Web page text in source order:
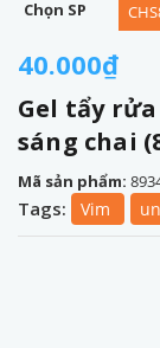
40.000₫
Gel tẩy
sáng chai
Mã sản phẩm:
Chọn SP
Tags: Vim